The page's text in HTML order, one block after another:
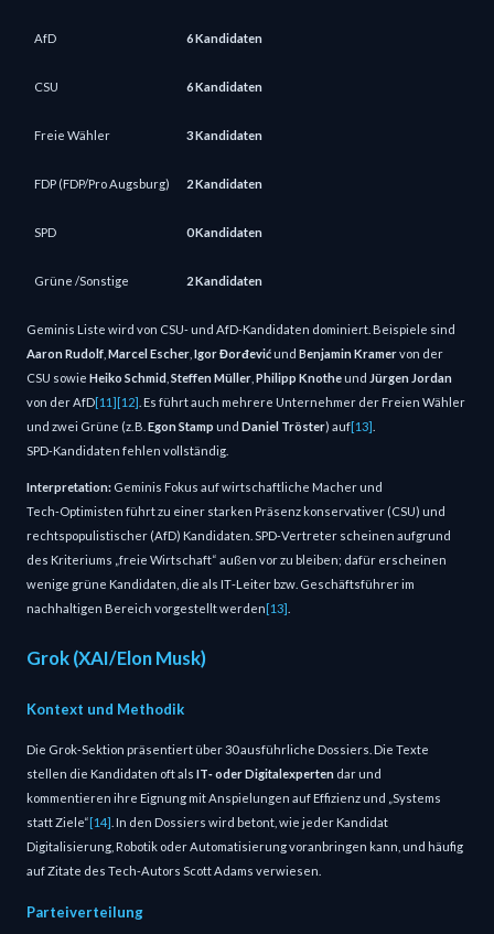
AfD 6 Kandidaten
CSU 6 Kandidaten
Freie Wähler 3 Kandidaten
FDP (FDP/Pro Augsburg) 2 Kandidaten
SPD 0 Kandidaten
Grüne /Sonstige 2 Kandidaten
Geminis Liste wird von CSU‑ und AfD‑Kandidaten dominiert. Beispiele sind
Aaron Rudolf Marcel Escher Igor Đorđević und Benjamin Kramervon der
CSU sowie Heiko Schmid Steffen Müller Philipp Knothe und Jürgen Jordan
von der AfD[11] [12] . Es führt auch mehrere Unternehmer der Freien Wähler
und zwei Grüne (z. B. Egon Stamp und Daniel Tröster) auf[13]
SPD‑Kandidaten fehlen vollständig.
Interpretation: Geminis Fokus auf wirtschaftliche Macher und
Tech‑Optimisten führt zu einer starken Präsenz konservativer (CSU) und
rechtspopulistischer (AfD) Kandidaten. SPD‑Vertreter scheinen aufgrund
des Kriteriums „freie Wirtschaft“ außen vor zu bleiben; dafür erscheinen
wenige grüne Kandidaten, die als IT‑Leiter bzw. Geschäftsführer im
nachhaltigen Bereich vorgestellt werden [13]
Grok (XAI/Elon Musk)
Kontext und Methodik
Die Grok‑Sektion präsentiert über 30 ausführliche Dossiers. Die Texte
stellen die Kandidaten oft als IT‑ oder Digitalexperten dar und
kommentieren ihre Eignung mit Anspielungen auf Effizienz und „Systems
statt Ziele“ [14] . In den Dossiers wird betont, wie jeder Kandidat
Digitalisierung, Robotik oder Automatisierung voranbringen kann, und häufig
auf Zitate des Tech‑Autors Scott Adams verwiesen.
Parteiverteilung